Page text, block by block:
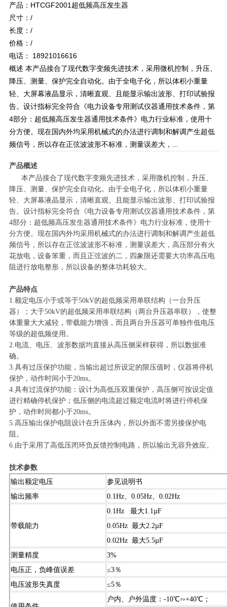
产品：HTCGF2001超低频高压发生器
尺寸：/
长度：/
价格：/
电话： 18921016616
概述 本产品接合了现代数字变频先进技术，采用微机控制，升压、
降压、测量、保护完全自动化。由于全电子化，所以体积小重量
轻、大屏幕液晶显示，清晰直观、且能显示输出波形、打印试验报
告。设计指标完全符合《电力设备专用测试仪器通用技术条件，第
4部分：超低频高压发生器通用技术条件》电力行业标准，使用十
分方便。现在国内外均采用机械式的办法进行调制和解调产生超低
频信号，所以存在正弦波波形不标准，测量误差大，...
产品概述
本产品接合了现代数字变频先进技术，采用微机控制，升压、
降压、测量、保护完全自动化。由于全电子化，所以体积小重量
轻、大屏幕液晶显示，清晰直观、且能显示输出波形、打印试验报
告。设计指标完全符合《电力设备专用测试仪器通用技术条件，第
4部分：超低频高压发生器通用技术条件》电力行业标准，使用十
分方便。现在国内外均采用机械式的办法进行调制和解调产生超低
频信号，所以存在正弦波波形不标准，测量误差大，高压部分有火
花放电，设备笨重，而且正弦波的二，四象限还需要大功率高压电
阻进行放电整形，所以设备的整体功耗较大。
产品特点
1.额定电压小于或等于50kV的超低频采用单联结构（一台升压
器）；大于50kV的超低频采用串联结构（两台升压器串联），使整
体重量大大减轻，带载能力增强，而且两台升压器可单独作低电压
等级的超低频使用。
2.电流、电压、波形数据均直接从高压侧采样获得，所以数据准
确。
3.具有过压保护功能，当输出超过所设定的限压值时，仪器将停机
保护，动作时间小于20ms。
4.具有过流保护功能：设计为高低压双重保护，高压侧可按设定值
进行精确停机保护；低压侧的电流超过额定电流时将进行停机保
护，动作时间都小于20ms。
5.高压输出保护电阻设计在升压体内，所以外面不需另接保护电
阻。
6.由于采用了高低压闭环负反馈控制电路，所以输出无容升效应。
技术参数
输出额定电压
参见说明书
输出频率
0.1Hz、0.05Hz、0.02Hz
带载能力
0.1Hz 最大1.1µF
0.05Hz 最大2.2µF
0.02Hz 最大5.5µF
测量精度
3%
电压正，负峰值误差
≤3％
电压波形失真度
≤5％
户内、户外温度：-10℃∽+40℃；